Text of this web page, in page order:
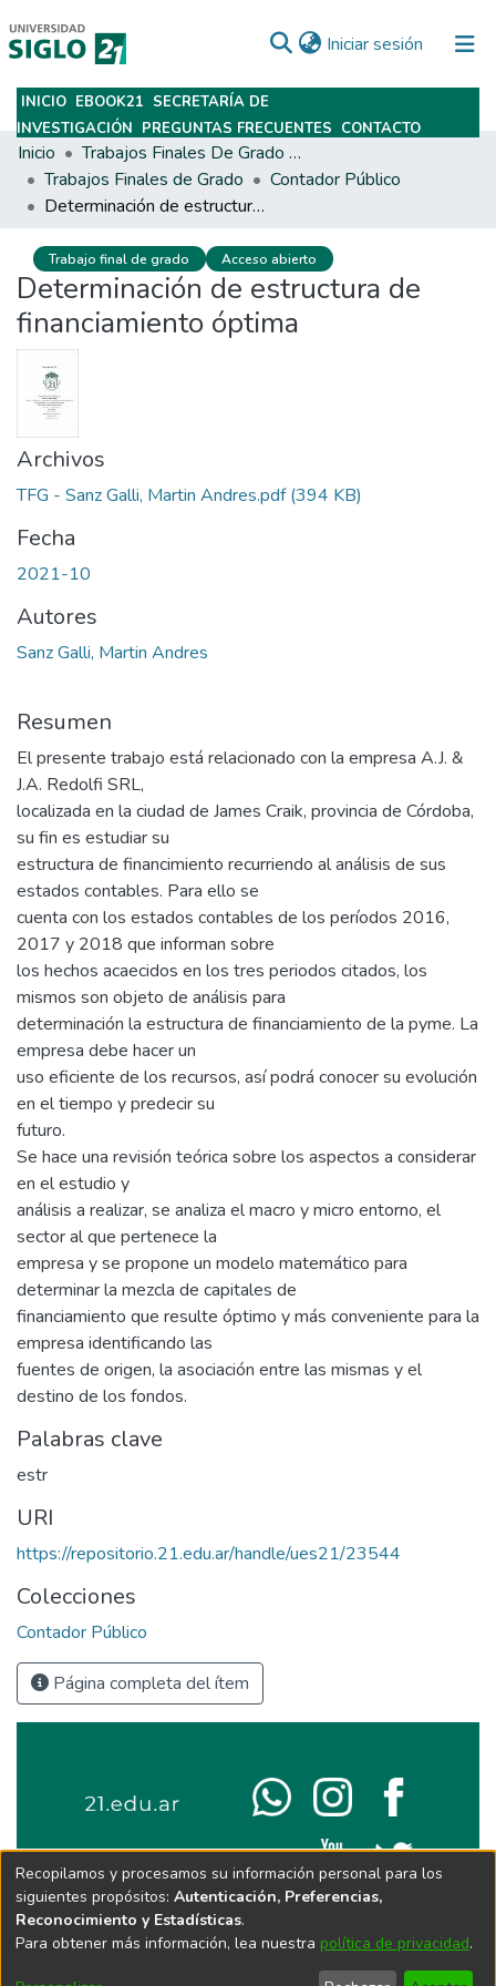
Iniciar sesión (current)
Subir
INICIO EBOOK21 SECRETARÍA DE
INVESTIGACIÓN PREGUNTAS FRECUENTES CONTACTO
Inicio
Trabajos Finales De Grado Y Posgrado
Trabajos Finales de Grado
Contador Público
Determinación de estructura de financiamiento óptima
Trabajo final de grado Acceso abierto
Determinación de estructura de
financiamiento óptima
Archivos
TFG - Sanz Galli, Martin Andres.pdf(394 KB)
Fecha
2021-10
Autores
Sanz Galli, Martin Andres
Resumen
El presente trabajo está relacionado con la empresa A.J. &
J.A. Redolfi SRL,
localizada en la ciudad de James Craik, provincia de Córdoba,
su fin es estudiar su
estructura de financimiento recurriendo al análisis de sus
estados contables. Para ello se
cuenta con los estados contables de los períodos 2016,
2017 y 2018 que informan sobre
los hechos acaecidos en los tres periodos citados, los
mismos son objeto de análisis para
determinación la estructura de financiamiento de la pyme. La
empresa debe hacer un
uso eficiente de los recursos, así podrá conocer su evolución
en el tiempo y predecir su
futuro.
Se hace una revisión teórica sobre los aspectos a considerar
en el estudio y
análisis a realizar, se analiza el macro y micro entorno, el
sector al que pertenece la
empresa y se propone un modelo matemático para
determinar la mezcla de capitales de
financiamiento que resulte óptimo y más conveniente para la
empresa identificando las
fuentes de origen, la asociación entre las mismas y el
destino de los fondos.
Palabras clave
estr
URI
https://repositorio.21.edu.ar/handle/ues21/23544
Colecciones
Contador Público
Página completa del ítem
Recopilamos y procesamos su información personal para los
siguientes propósitos: Autenticación, Preferencias,
Reconocimiento y Estadísticas.
Para obtener más información, lea nuestra política de privacidad.